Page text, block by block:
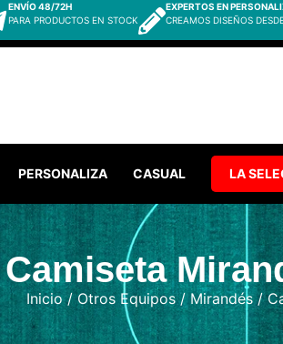
ENVÍO 48/72H
PARA PRODUCTOS EN STOCK
EXPERTOS EN
CREAMOS DISEÑOS
PERSONALIZA CASUAL LA
Camiseta
Inicio/Otros Equipos/Mirandés/